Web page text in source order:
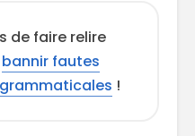
de faire relire
bannir fautes
!